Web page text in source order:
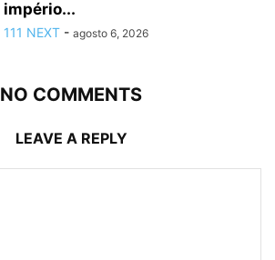
império...
111 NEXT - agosto 6, 2026
NO COMMENTS
LEAVE A REPLY